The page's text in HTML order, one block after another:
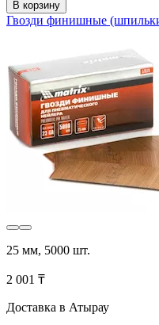
В корзину
Гвозди финишные
25 мм, 5000 шт.
2 001 ₸
Доставка в Атырау